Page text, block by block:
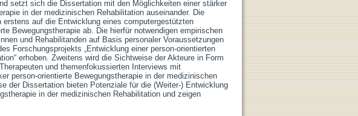
setzt sich die Dissertation mit den Möglichkeiten einer stärker
in der medizinischen Rehabilitation auseinander. Die
auf die Entwicklung eines computergestützten
Bewegungstherapie ab. Die hierfür notwendigen empirischen
und Rehabilitanden auf Basis personaler Voraussetzungen
Forschungsprojekts „Entwicklung einer person-orientierten
erhoben. Zweitens wird die Sichtweise der Akteure in Form
und themenfokussierten Interviews mit
person-orientierte Bewegungstherapie in der medizinischen
der Dissertation bieten Potenziale für die (Weiter-) Entwicklung
in der medizinischen Rehabilitation und zeigen